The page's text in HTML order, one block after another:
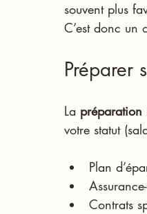
souvent plus
C’est donc un
Préparer
La préparation
votre statut
Plan
Contrats